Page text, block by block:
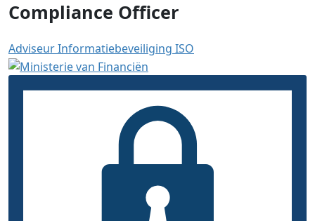
Compliance Officer
Adviseur Informatiebeveiliging ISO